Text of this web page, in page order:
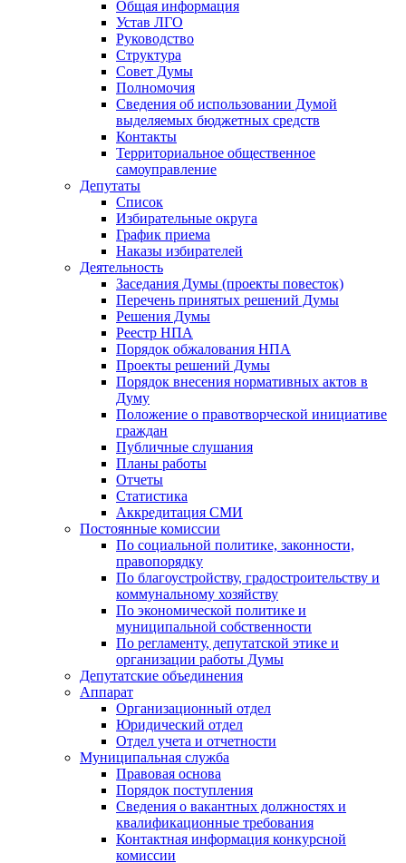
Общая информация
Устав ЛГО
Руководство
Структура
Совет Думы
Полномочия
Сведения об использовании Думой
выделяемых бюджетных средств
Контакты
Территориальное общественное
самоуправление
Депутаты
Список
Избирательные округа
График приема
Наказы избирателей
Деятельность
Заседания Думы (проекты повесток)
Перечень принятых решений Думы
Решения Думы
Реестр НПА
Порядок обжалования НПА
Проекты решений Думы
Порядок внесения нормативных актов в
Думу
Положение о правотворческой инициативе
граждан
Публичные слушания
Планы работы
Отчеты
Статистика
Аккредитация СМИ
Постоянные комиссии
По социальной политике, законности,
правопорядку
По благоустройству, градостроительству и
коммунальному хозяйству
По экономической политике и
муниципальной собственности
По регламенту, депутатской этике и
организации работы Думы
Депутатские объединения
Аппарат
Организационный отдел
Юридический отдел
Отдел учета и отчетности
Муниципальная служба
Правовая основа
Порядок поступления
Сведения о вакантных должностях и
квалификационные требования
Контактная информация конкурсной
комиссии